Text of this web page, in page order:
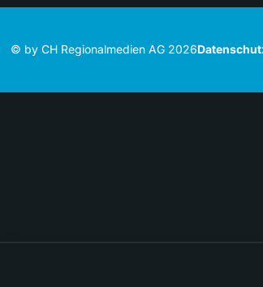
© by CH Regionalmedien AG 2026